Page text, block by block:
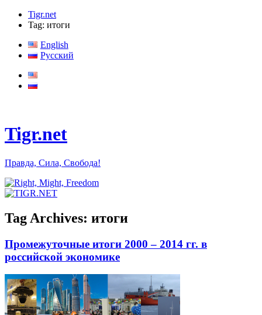
Tigr.net
Tag: итоги
English
Русский
Tigr.net
Правда, Сила, Свобода!
Tag Archives: итоги
Промежуточные итоги 2000 – 2014 гг. в
российской экономике